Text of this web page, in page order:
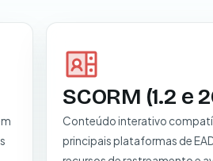
SCORM (1.2 e
Conteúdo interativo
principais plataformas de